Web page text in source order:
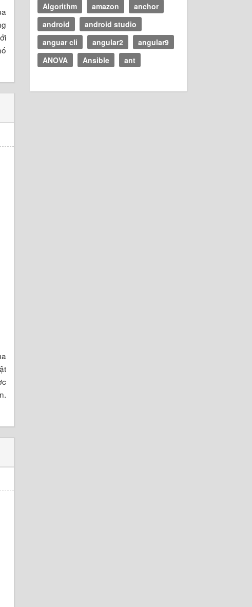
Algorithm
amazon
anchor
android
android studio
anguar cli
angular2
angular9
ANOVA
Ansible ant